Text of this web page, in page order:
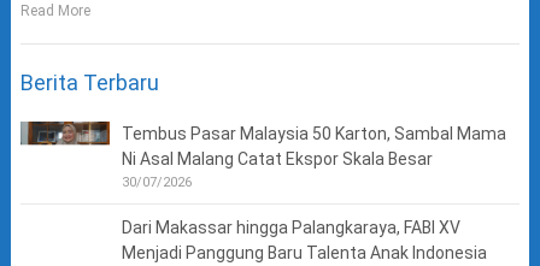
Read More
Berita Terbaru
Tembus Pasar Malaysia 50 Karton, Sambal Mama
Ni Asal Malang Catat Ekspor Skala Besar
30/07/2026
Dari Makassar hingga Palangkaraya, FABI XV
Menjadi Panggung Baru Talenta Anak Indonesia